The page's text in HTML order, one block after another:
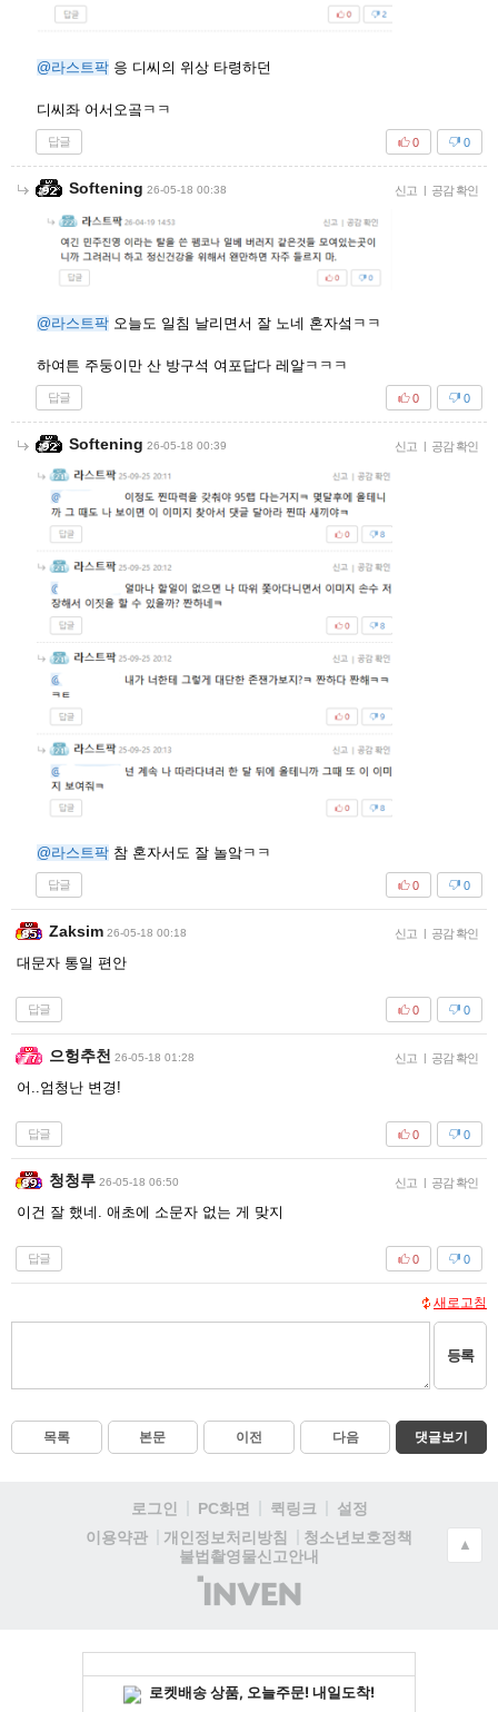
@라스트팍 응 디씨의 위상 타령하던
디씨좌 어서오곸ㅋㅋ
답글 0
0
Softening 26-05-18 00:38 신고 | 공감 확인
@라스트팍 오늘도 일침 날리면서 잘 노네 혼자섴ㅋㅋ
하여튼 주둥이만 산 방구석 여포답다 레알ㅋㅋㅋ
답글 0
0
Softening 26-05-18 00:39 신고 | 공감 확인
@라스트팍 참 혼자서도 잘 놀앜ㅋㅋ
답글 0
0
Zaksim 26-05-18 00:18 신고 | 공감 확인
대문자 통일 편안
답글 0
0
으헝추천 26-05-18 01:28 신고 | 공감 확인
어..엄청난 변경!
답글 0
0
청청루 26-05-18 06:50 신고 | 공감 확인
이건 잘 했네. 애초에 소문자 없는 게 맞지
답글 0
0
새로고침
등록
목록 본문 이전 다음 댓글보기
로그인 PC화면 퀵링크
설정
이용약관
개인정보처리방침
청소년보호정책
불법촬영물신고안내
(주)
인
▲